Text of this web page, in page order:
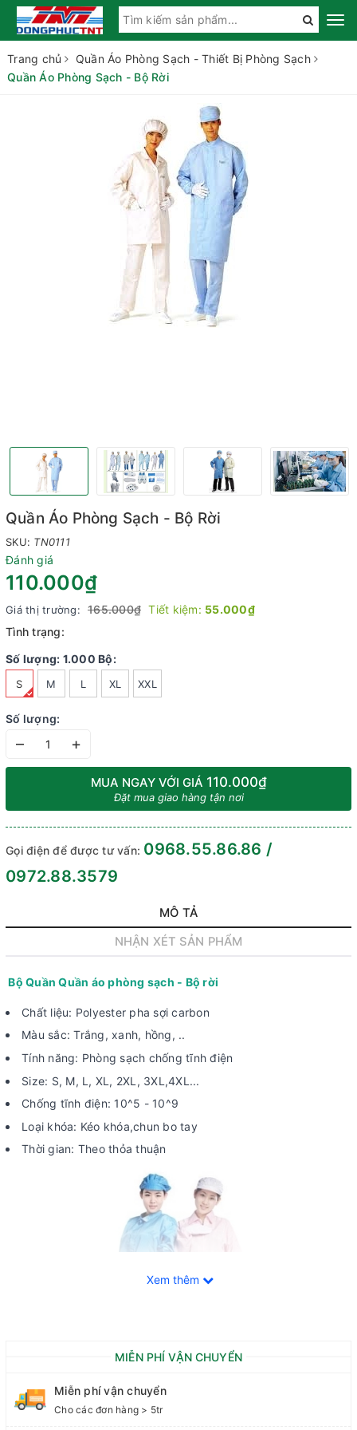
Trang chủ
Quần Áo Phòng Sạch - Thiết Bị Phòng Sạch
Quần Áo Phòng Sạch - Bộ Rời
Quần Áo Phòng Sạch - Bộ Rời
SKU: TN0111
Đánh giá
110.000₫
Giá thị trường: 165.000₫ Tiết kiệm: 55.000₫
Tình trạng:
Số lượng: 1.000 Bộ:
S M L XL XXL
Số lượng:
– +
MUA NGAY VỚI GIÁ 110.000₫
Đặt mua giao hàng tận nơi
Gọi điện để được tư vấn: 0968.55.86.86 /
0972.88.3579
MÔ TẢ
NHẬN XÉT SẢN PHẨM
Bộ Quần Quần áo phòng sạch - Bộ rời
Chất liệu: Polyester pha sợi carbon
Màu sắc: Trắng, xanh, hồng, ..
Tính năng: Phòng sạch chống tĩnh điện
Size: S, M, L, XL, 2XL, 3XL,4XL...
Chống tĩnh điện: 10^5 - 10^9
Loại khóa: Kéo khóa,chun bo tay
Thời gian: Theo thỏa thuận
Xem thêm
MIỄN PHÍ VẬN CHUYỂN
Miễn phí vận chuyển
Cho các đơn hàng > 5tr